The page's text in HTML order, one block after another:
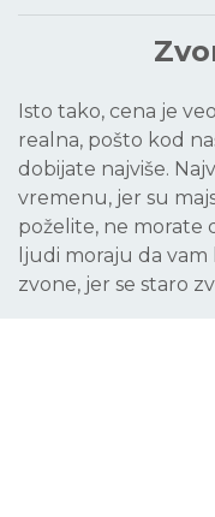
Isto tako, cena je
realna, pošto kod
dobijate najviše.
vremenu, jer su
poželite, ne morate
ljudi moraju da
zvone, jer se staro